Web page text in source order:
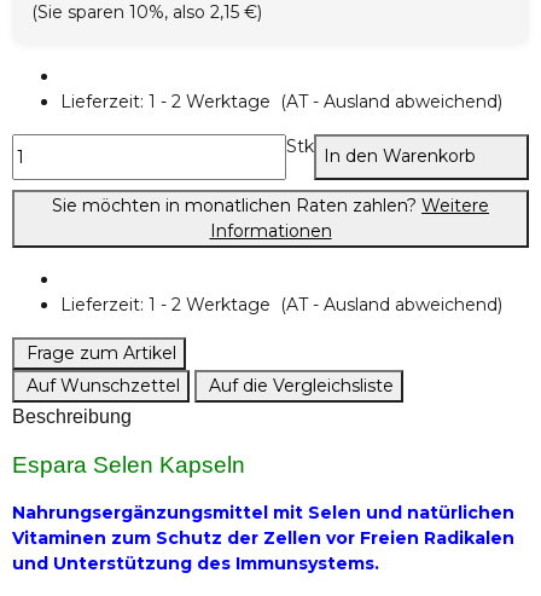
(Sie sparen 10%, also 2,15 €)
Lieferzeit: 1 - 2 Werktage (AT - Ausland abweichend)
Stk In den Warenkorb
Sie möchten in monatlichen Raten zahlen? Weitere
Informationen
Lieferzeit: 1 - 2 Werktage (AT - Ausland abweichend)
Frage zum Artikel
Auf Wunschzettel
Auf die Vergleichsliste
Beschreibung
Espara Selen Kapseln
Nahrungsergänzungsmittel mit Selen und natürlichen
Vitaminen zum Schutz der Zellen vor Freien Radikalen
und Unterstützung des Immunsystems.